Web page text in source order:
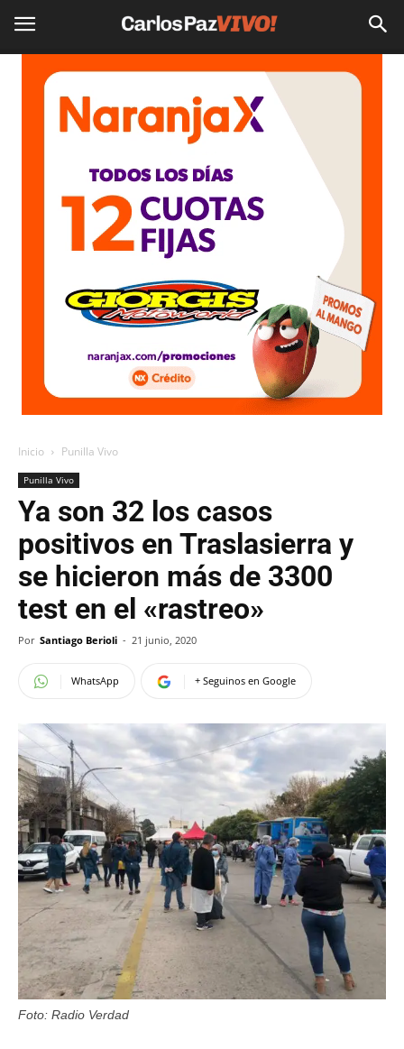
Inicio Punilla Vivo
Punilla Vivo
Ya son 32 los casos
positivos en Traslasierra y
se hicieron más de 3300
test en el «rastreo»
Por Santiago Berioli - 21 junio, 2020
WhatsApp + Seguinos en Google
Foto: Radio Verdad